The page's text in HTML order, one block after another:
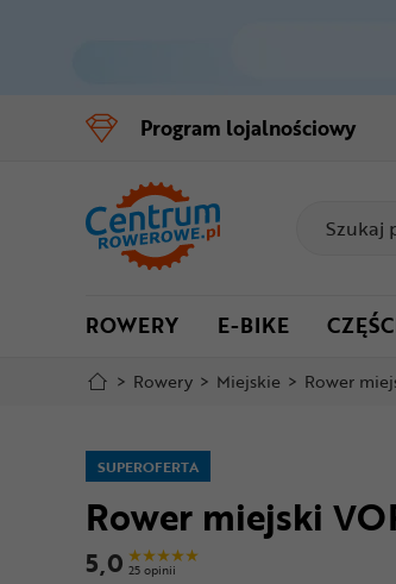
Menu główne
Informacje o produkcie
Do koszyka
Szczegółowe informacje
Stopka
Mapa strony
Program lojalnościowy
ROWERY E-BIKE
> Rowery > Miejskie > Rower
SUPEROFERTA
Rower miejski
5,0 25 opinii